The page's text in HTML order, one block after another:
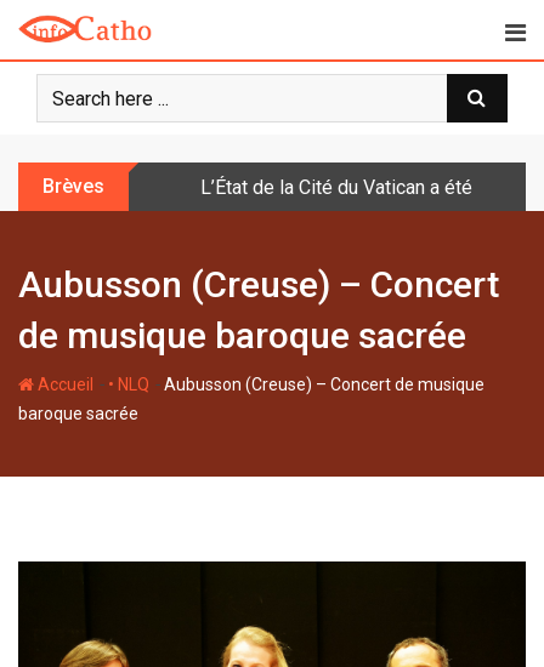
o
Brèves L’État de la Cité du Vatican a été doté
Aubusson (Creuse) – Concert
de musique baroque sacrée
Accueil - • NLQ -Aubusson (Creuse) – Concert de musique
baroque sacrée